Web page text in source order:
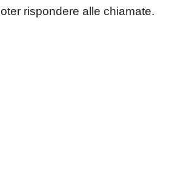
rispondere alle chiamate.